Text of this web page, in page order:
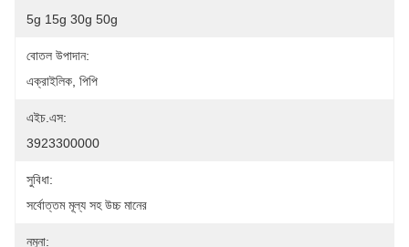
5g 15g 30g 50g
বোতল উপাদান:
এক্রাইলিক, পিপি
এইচ.এস:
3923300000
সুবিধা:
সর্বোত্তম মূল্য সহ উচ্চ মানের
নমুনা: